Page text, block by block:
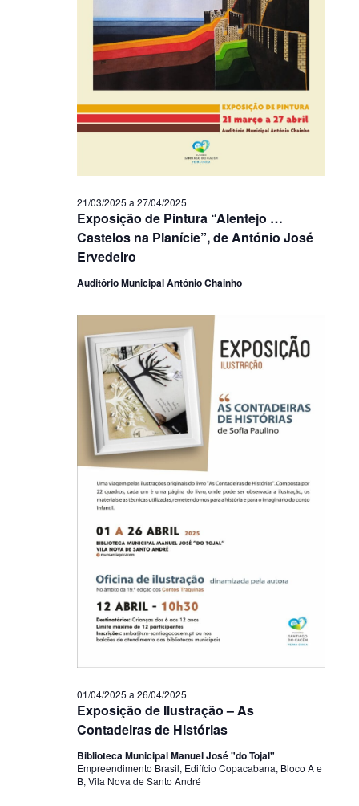
Exposição de Pintura “Alentejo …
Castelos na Planície”, de António José
Ervedeiro
21/03/2025 a 27/04/2025
Auditório Municipal António Chainho
Exposição de Ilustração – As
Contadeiras de Histórias
01/04/2025 a 26/04/2025
Biblioteca Municipal Manuel José "do Tojal"
Empreendimento Brasil, Edifício Copacabana, Bloco A e
B, Vila Nova de Santo André